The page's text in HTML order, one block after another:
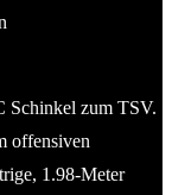
Schinkel zum TSV.
offensiven
1.98-Meter